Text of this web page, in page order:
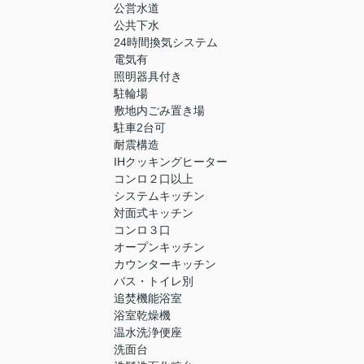
公営水道
公共下水
24時間換気システム
電気有
照明器具付き
駐輪場
敷地内ごみ置き場
駐車2台可
耐震構造
IHクッキングヒーター
コンロ２口以上
システムキッチン
対面式キッチン
コンロ３口
オープンキッチン
カウンターキッチン
バス・トイレ別
追焚機能浴室
浴室乾燥機
温水洗浄便座
洗面台